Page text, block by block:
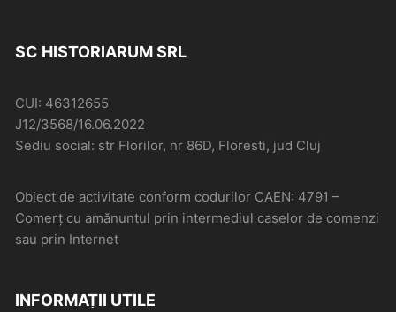
SC HISTORIARUM SRL
CUI: 46312655
J12/3568/16.06.2022
Sediu social: str Florilor, nr 86D, Floresti, jud Cluj
Obiect de activitate conform codurilor CAEN: 4791 –
Comerţ cu amănuntul prin intermediul caselor de comenzi
sau prin Internet
INFORMAȚII UTILE